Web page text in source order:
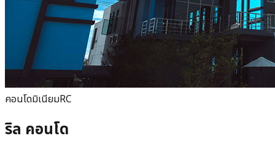
คอนโดมิเนียมRC
ริล คอนโด